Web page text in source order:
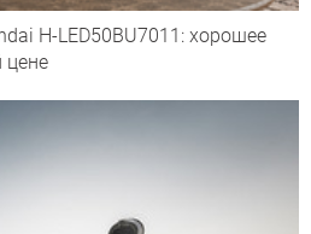
H-LED50BU7011: хорошее
цене